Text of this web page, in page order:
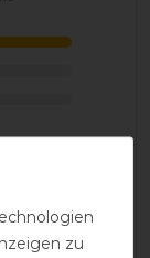
zu